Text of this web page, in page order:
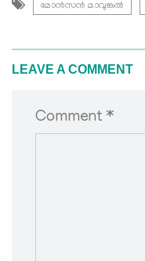
മോന്‍സന്‍ മാവുങ്കല്‍
LEAVE A COMMENT
Comment *